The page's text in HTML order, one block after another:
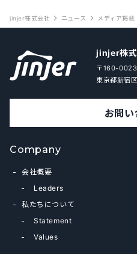
jinjer株式会社 ニュース メディア掲載
jinjer株
〒160-0023
東京都新宿
お問
Company
会社概要
Leaders
私たちについて
Statement
Values